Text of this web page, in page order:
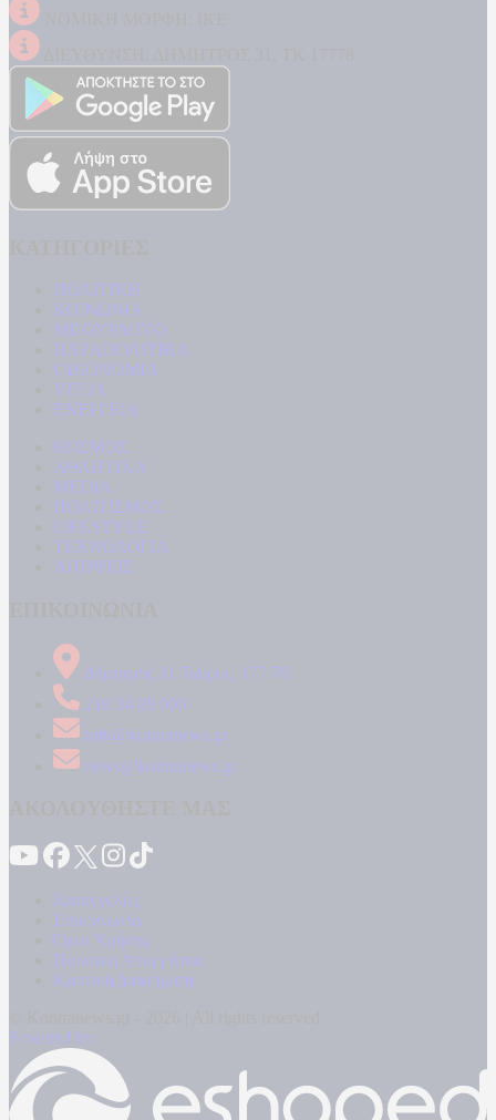
ΠΟΛΙΤΙΚΗ
ΚΟΙΝΩΝΙΑ
ΜΠΟΥΡΛΟΤΟ
ΠΑΡΑΠΟΛΙΤΙΚΑ
ΟΙΚΟΝΟΜΙΑ
ΥΓΕΙΑ
ΕΝΕΡΓΕΙΑ
ΚΟΣΜΟΣ
ΑΘΛΗΤΙΚΑ
MEDIA
ΠΟΛΙΤΙΣΜΟΣ
LIFESTYLE
ΤΕΧΝΟΛΟΓΙΑ
ΑΠΟΨΕΙΣ
Δήμητρος 31 Ταύρος, 177 78
210 34 89 000
info@kontranews.gr
news@kontranews.gr
Καταγγελίες
Επικοινωνία
Όροι Χρήσης
Πολιτική Απορρήτου
Κρατική Διαφήμιση
Powered by: